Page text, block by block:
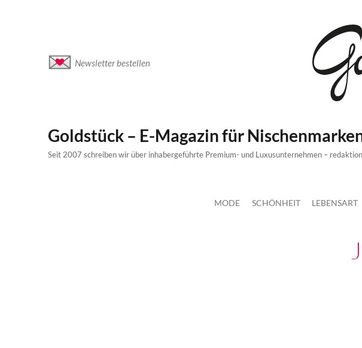
Newsletter bestellen
Goldstück – E-Magazin für
Seit 2007 schreiben wir über inhabergeführte Premium- und Luxusunternehmen –
MODE SCHÖNHEIT LEBENSART